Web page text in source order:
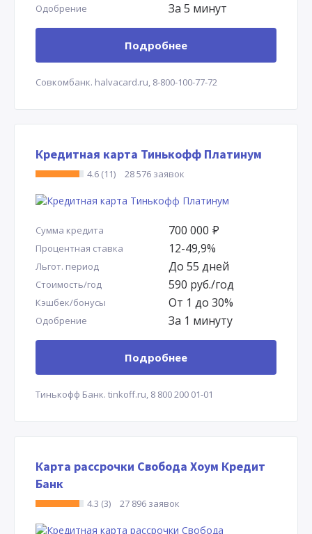
Одобрение За 5 минут
Подробнее
Совкомбанк. halvacard.ru, 8-800-100-77-72
Кредитная карта Тинькофф Платинум
4.6 (11) 28 576 заявок
Сумма кредита 700 000 Р
Процентная ставка 12-49,9%
Льгот. период До 55 дней
Стоимость/год 590 руб./год
Кэшбек/бонусы От 1 до 30%
Одобрение За 1 минуту
Подробнее
Тинькофф Банк. tinkoff.ru, 8 800 200 01-01
Карта рассрочки Свобода Хоум Кредит
Банк
4.3 (3) 27 896 заявок